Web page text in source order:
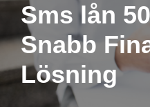
Sms lån
Snabb
Lösning